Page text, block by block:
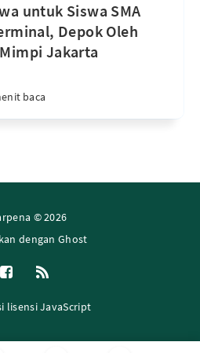
untuk Siswa SMA
Depok Oleh
Jakarta
baca
© 2026
denganGhost
lisensi JavaScript